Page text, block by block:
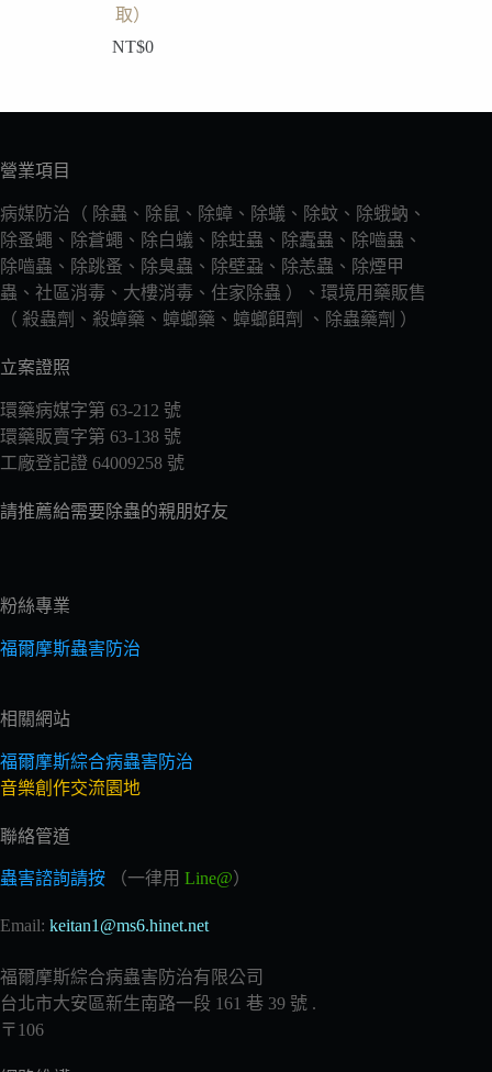
取）
NT$0
營業項目
病媒防治（ 除蟲、除鼠、除蟑、除蟻、除蚊、除蛾蚋、
除蚤蠅、除蒼蠅、除白蟻、除蛀蟲、除蠹蟲、除嚙蟲、
除嚙蟲、除跳蚤、除臭蟲、除壁蝨、除恙蟲、除煙甲
蟲、社區消毒、大樓消毒、住家除蟲 ）、環境用藥販售
（ 殺蟲劑、殺蟑藥、蟑螂藥、蟑螂餌劑 、除蟲藥劑 ）
立案證照
環藥病媒字第 63-212 號
環藥販賣字第 63-138 號
工廠登記證 64009258 號
請推薦給需要除蟲的親朋好友
粉絲專業
福爾摩斯蟲害防治
相關網站
福爾摩斯綜合病蟲害防治
音樂創作交流園地
聯絡管道
蟲害諮詢請按 （一律用 Line@）
Email: keitan1@ms6.hinet.net
福爾摩斯綜合病蟲害防治有限公司
台北市大安區新生南路一段 161 巷 39 號 .
〒106